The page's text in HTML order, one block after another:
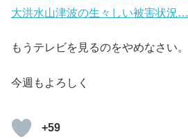
大洪水山津波の生々しい被害状況…
もうテレビを見るのをやめなさい。
今週もよろしく
+59